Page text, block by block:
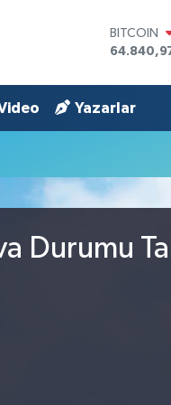
BITCOIN
47,7436
EURO
GRAM
6660.55
Yazarlar
Durumu